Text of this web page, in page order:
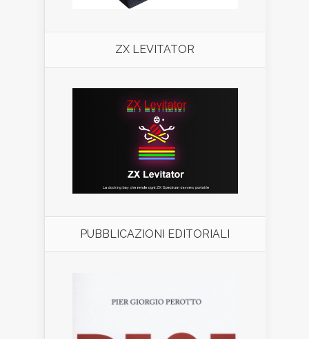
ZX LEVITATOR
PUBBLICAZIONI EDITORIALI